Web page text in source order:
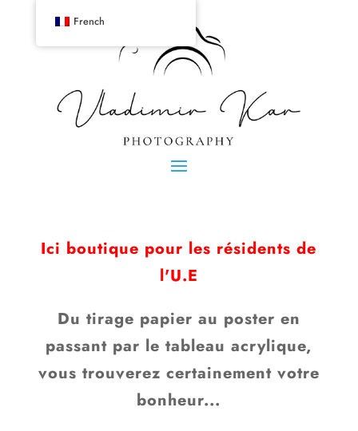
Ici boutique pour les résidents de
l'U.E
Du tirage papier au poster en
passant par le tableau acrylique,
vous trouverez certainement votre
bonheur...
French